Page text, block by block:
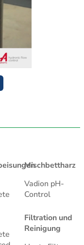
Mischbettharz
Vadion pH-
Control
Filtration und
Reinigung